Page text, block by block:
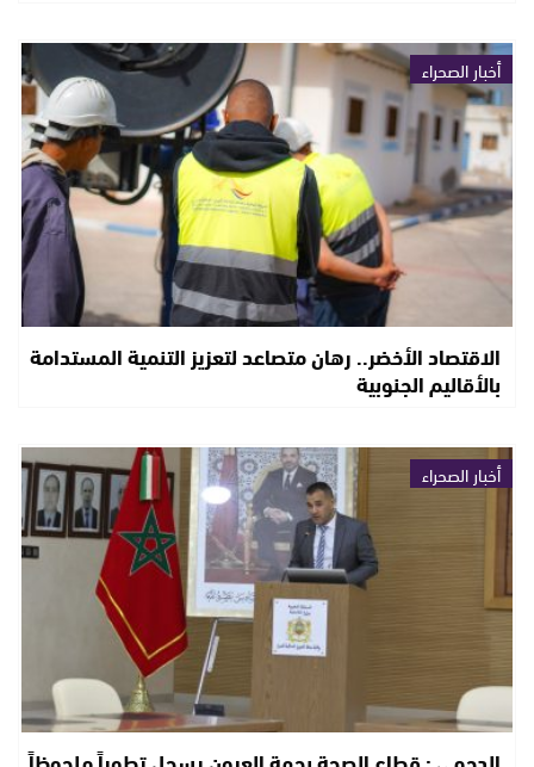
أخبار الصحراء
الاقتصاد الأخضر.. رهان متصاعد لتعزيز التنمية المستدامة
بالأقاليم الجنوبية
أخبار الصحراء